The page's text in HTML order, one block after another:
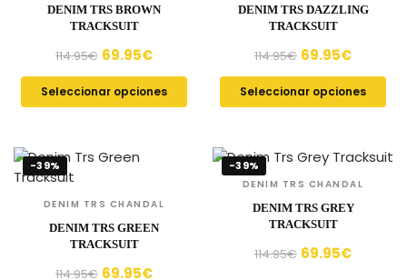
DENIM TRS BROWN
TRACKSUIT
114.95€ 69.95€
Seleccionar opciones
DENIM TRS DAZZLING
TRACKSUIT
114.95€ 69.95€
Seleccionar opciones
-39%
DENIM TRS CHANDAL
DENIM TRS GREEN
TRACKSUIT
114.95€ 69.95€
-39%
DENIM TRS CHANDAL
DENIM TRS GREY
TRACKSUIT
114.95€ 69.95€